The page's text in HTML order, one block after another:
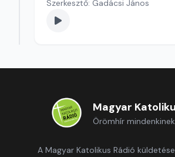
Szerkesztő: Gadácsi János
Magyar
Örömhír
A Magyar Katolikus Rádió